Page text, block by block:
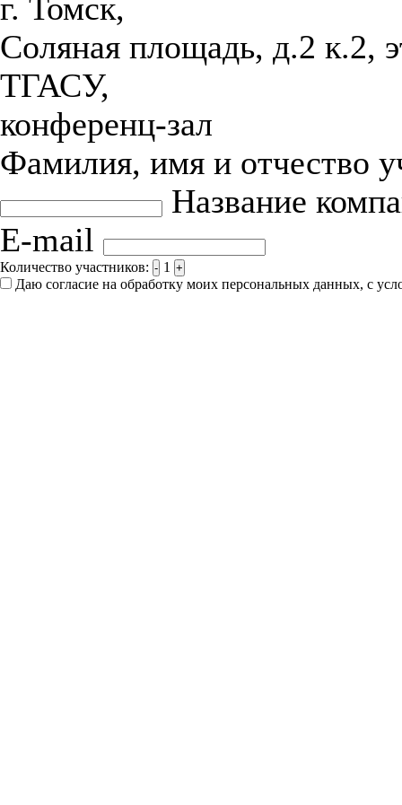
г. Томск,
Соляная площадь, д.2 к.2,
ТГАСУ,
конференц-зал
Фамилия, имя и отчество
Название
E-mail
Количество участников: - 1 +
Даю согласие на обработку моих персональных данных, с